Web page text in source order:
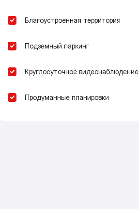
Благоустроенная территория
Подземный паркинг
Круглосуточное видеонаблюдение
Продуманные планировки